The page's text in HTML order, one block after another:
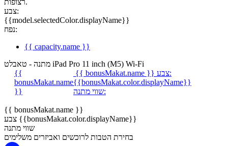
רצופות.
צבע:
{{model.selectedColor.displayName}}
נפח:
{{ capacity.name }}
מתנה - טאבלט iPad Pro 11 inch (M5) Wi-Fi
{{
bonusMakat.name
}}
{{ bonusMakat.name }}
צבע:
{{bonusMakat.color.displayName}}
שווי מתנה:
{{ bonusMakat.name }}
צבע {{bonusMakat.color.displayName}}
שווי מתנה
בחירת הטבות לרוכשים ואביזרים משלימים